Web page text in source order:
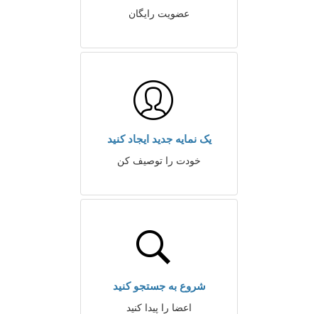
عضویت رایگان
یک نمایه جدید ایجاد کنید
خودت را توصیف کن
شروع به جستجو کنید
اعضا را پیدا کنید